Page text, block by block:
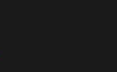
ventana)
en nueva ventana)
en nueva ventana)